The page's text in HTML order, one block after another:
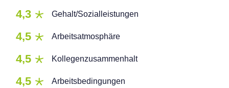
4,3 Gehalt/Sozialleistungen
4,5 Arbeitsatmosphäre
4,5 Kollegenzusammenhalt
4,5 Arbeitsbedingungen